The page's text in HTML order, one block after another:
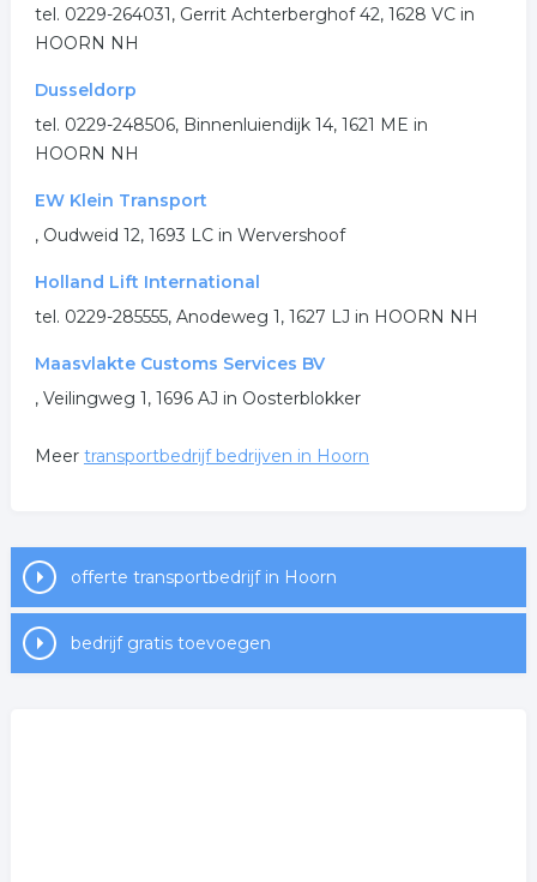
.tel. 0229-264031, Gerrit Achterberghof 42, 1628 VC in
HOORN NH
Dusseldorp
tel. 0229-248506, Binnenluiendijk 14, 1621 ME in
HOORN NH
EW Klein Transport
, Oudweid 12, 1693 LC in Wervershoof
Holland Lift International
tel. 0229-285555, Anodeweg 1, 1627 LJ in HOORN NH
Maasvlakte Customs Services BV
, Veilingweg 1, 1696 AJ in Oosterblokker
Meer transportbedrijf bedrijven in Hoorn
offerte transportbedrijf in Hoorn
bedrijf gratis toevoegen